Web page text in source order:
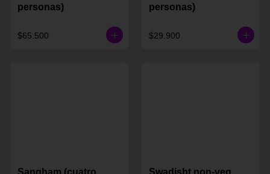
personas)
$65.500
personas)
$29.900
Sangham (cuatro
Swadisht non-veg